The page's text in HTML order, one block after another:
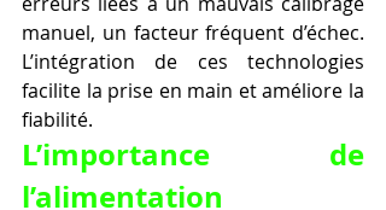
manuel, un facteur fréquent d’échec.
L’intégration de ces technologies
facilite la prise en main et améliore la
fiabilité.
L’importance de
l’alimentation